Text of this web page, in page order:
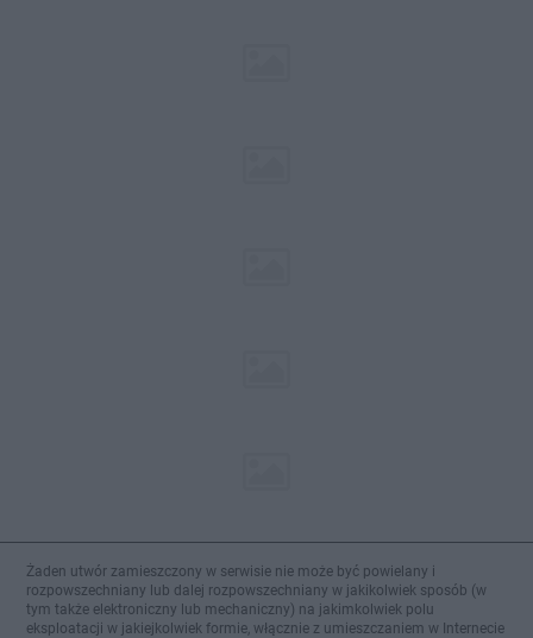
Żaden utwór zamieszczony w serwisie nie może być powielany i
rozpowszechniany lub dalej rozpowszechniany w jakikolwiek sposób (w
tym także elektroniczny lub mechaniczny) na jakimkolwiek polu
eksploatacji w jakiejkolwiek formie, włącznie z umieszczaniem w Internecie